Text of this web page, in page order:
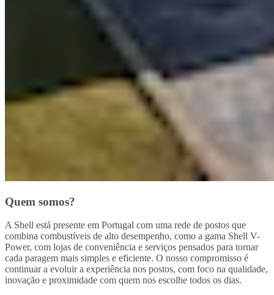
Quem somos?
A Shell está presente em Portugal com uma rede de postos que
combina combustíveis de alto desempenho, como a gama Shell V-
Power, com lojas de conveniência e serviços pensados para tornar
cada paragem mais simples e eficiente. O nosso compromisso é
continuar a evoluir a experiência nos postos, com foco na qualidade,
inovação e proximidade com quem nos escolhe todos os dias.